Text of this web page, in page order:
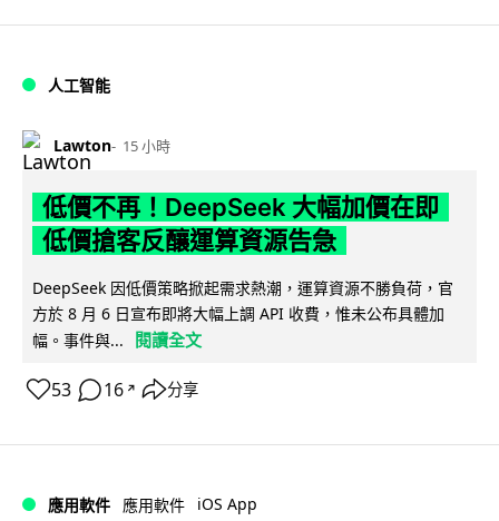
人工智能
Lawton 15 小時
低價不再！DeepSeek 大幅加價在即
低價搶客反釀運算資源告急
DeepSeek 因低價策略掀起需求熱潮，運算資源不勝負荷，官
方於 8 月 6 日宣布即將大幅上調 API 收費，惟未公布具體加
幅。事件與...
閱讀全文
53 16 ↗ 分享
應用軟件 應用軟件 iOS App